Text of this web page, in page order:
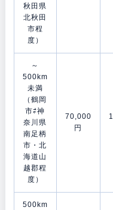
秋田県
北秋田
市程
度）
～
500km
未満
（鶴岡
市⇄神
奈川県
南足柄
市・北
海道山
越郡程
度）
70,000
円
500km